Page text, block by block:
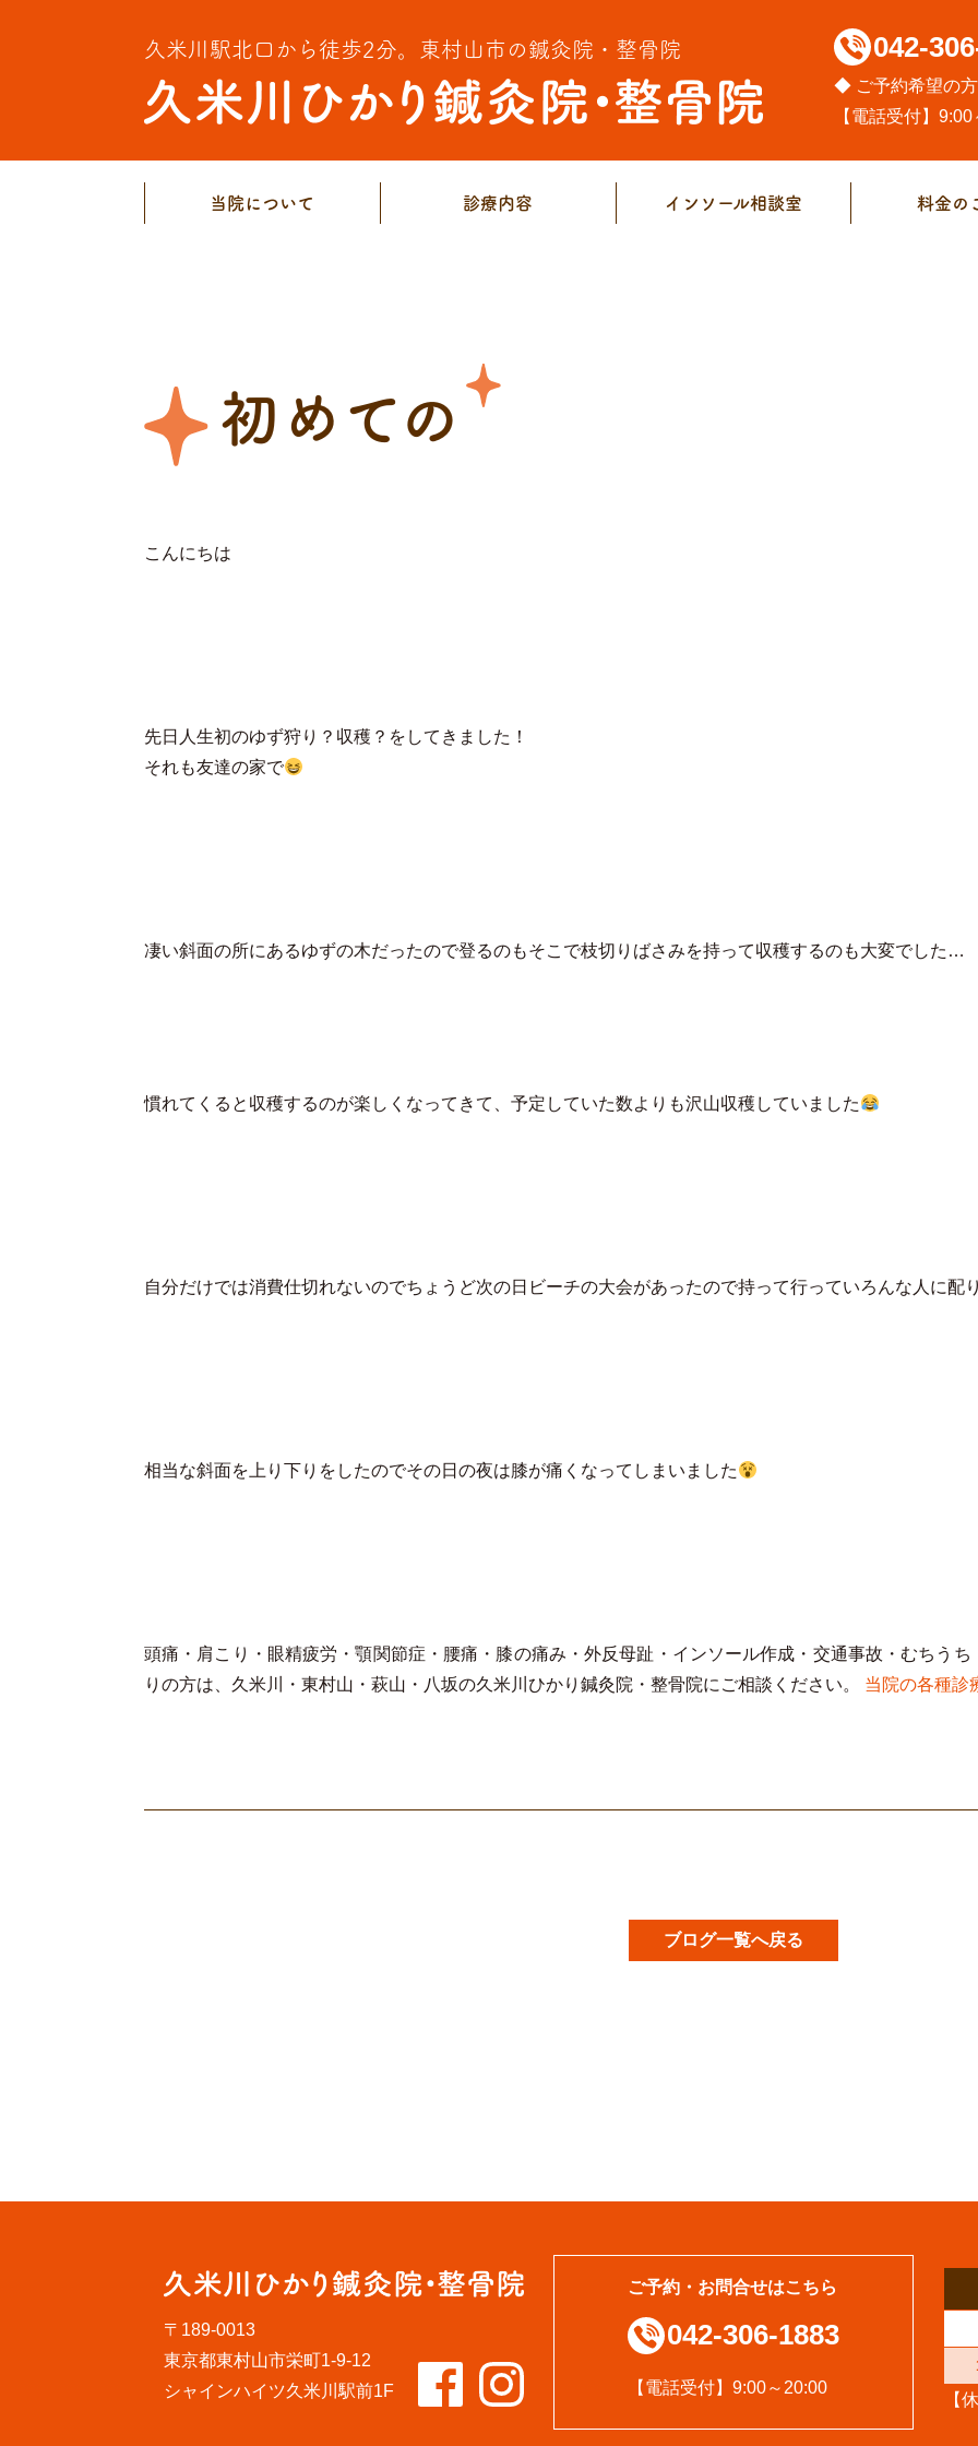
久米川駅北口から徒歩2分。 東村山市の鍼灸院・整骨院 042-
◆ ご予約希望の
【電話受付】
当院について 診療内容 インソール相談室 料金の
初めての
こんにちは
先日人生初のゆず狩り？収穫？をしてきました！
それも友達の家で
凄い斜面の所にあるゆずの木だったので登るのもそこで枝切りばさみを持って収穫するのも大変でした…
慣れてくると収穫するのが楽しくなってきて、予定していた数よりも沢山収穫していました
自分だけでは消費仕切れないのでちょうど次の日ビーチの大会があったので持って行っていろんな人に配
相当な斜面を上り下りをしたのでその日の夜は膝が痛くなってしまいました
頭痛・肩こり・眼精疲労・顎関節症・腰痛・膝の痛み・外反母趾・インソール作成・交通事故・むちう
りの方は、久米川・東村山・萩山・八坂の久米川ひかり鍼灸院・整骨院にご相談ください。 当院の各種診
ブログ一覧へ戻る
〒189-0013
東京都東村山市栄町1-9-12
シャインハイツ久米川駅前1F
ご予約・お問合せはこちら
042-306-1883
【電話受付】9:00～20:00
【